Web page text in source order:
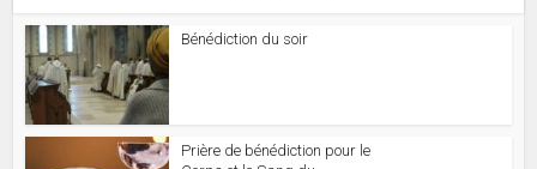
Bénédiction du soir
Prière de bénédiction pour le